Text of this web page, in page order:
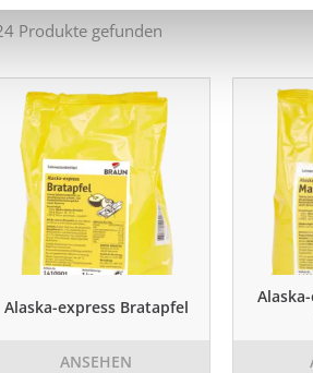
Produkte gefunden
Alaska-express Bratapfel
ANSEHEN